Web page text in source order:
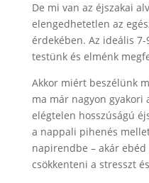
De mi van az éjszakai
elengedhetetlen az
érdekében. Az ideális
testünk és elménk
Akkor miért beszélünk
ma már nagyon gyakori
elégtelen hosszúságú
a nappali pihenés
napirendbe – akár
csökkenteni a stresszt